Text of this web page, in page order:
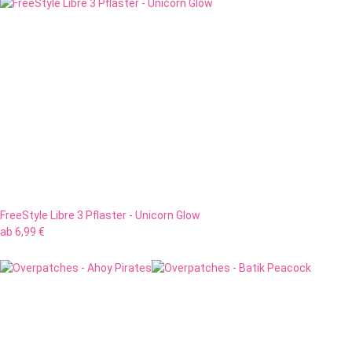
FreeStyle Libre 3 Pflaster - Unicorn Glow
ab 6,99 €